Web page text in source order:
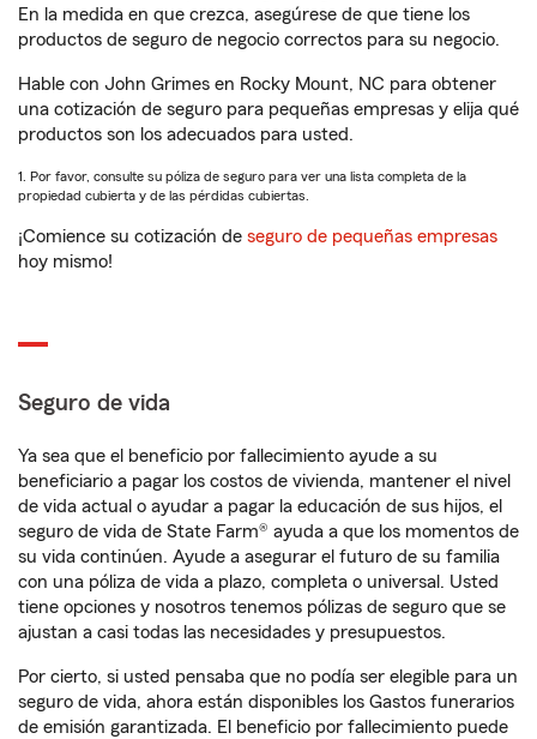
En la medida en que crezca, asegúrese de que tiene los
productos de seguro de negocio correctos para su negocio.
Hable con John Grimes en Rocky Mount, NC para obtener
una cotización de seguro para pequeñas empresas y elija qué
productos son los adecuados para usted.
1. Por favor, consulte su póliza de seguro para ver una lista completa de la
propiedad cubierta y de las pérdidas cubiertas.
¡Comience su cotización de seguro de pequeñas empresas
hoy mismo!
Seguro de vida
Ya sea que el beneficio por fallecimiento ayude a su
beneficiario a pagar los costos de vivienda, mantener el nivel
de vida actual o ayudar a pagar la educación de sus hijos, el
seguro de vida de State Farm® ayuda a que los momentos de
su vida continúen. Ayude a asegurar el futuro de su familia
con una póliza de vida a plazo, completa o universal. Usted
tiene opciones y nosotros tenemos pólizas de seguro que se
ajustan a casi todas las necesidades y presupuestos.
Por cierto, si usted pensaba que no podía ser elegible para un
seguro de vida, ahora están disponibles los Gastos funerarios
de emisión garantizada. El beneficio por fallecimiento puede